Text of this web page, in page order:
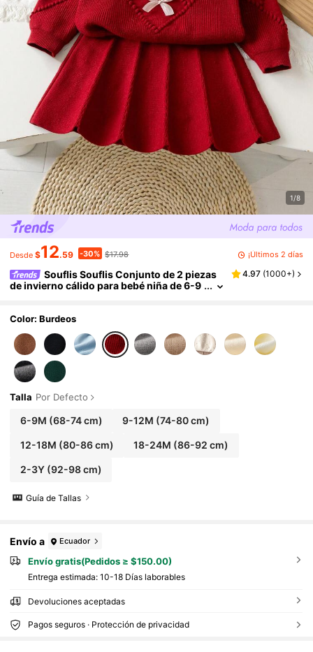
1/8
Desde $12.59 -30% $17.98 ¡Últimos 2 días
Souflis Souflis Conjunto de 2 piezas
de invierno cálido para bebé niña de 6-9
4.97 (1000+)
Color: Burdeos
Talla Por Defecto
6-9M (68-74 cm) 9-12M (74-80 cm)
12-18M (80-86 cm) 18-24M (86-92 cm)
2-3Y(92-98 cm)
Guía de Tallas
Envío a Ecuador
Envío gratis(Pedidos ≥ $150.00)
Entrega estimada: 10-18 Días laborables
Devoluciones aceptadas
Pagos seguros · Protección de privacidad